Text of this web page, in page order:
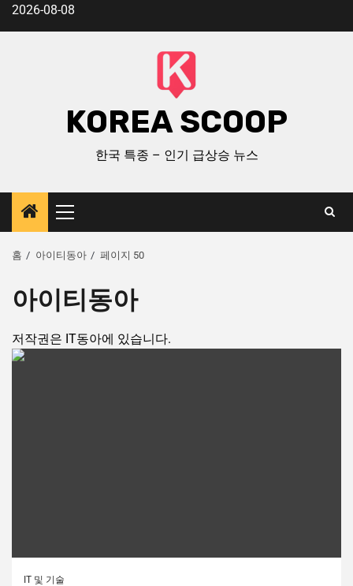
2026-08-08
KOREA SCOOP
한국 특종 – 인기 급상승 뉴스
홈 아이티동아 페이지 50
아이티동아
저작권은 IT동아에 있습니다.
IT 및 기술